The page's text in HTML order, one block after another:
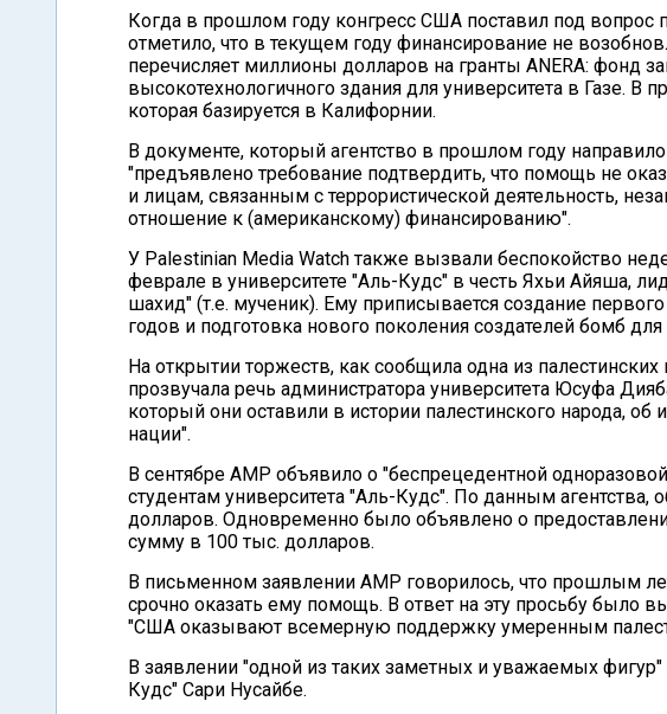
Когда в прошлом году конгресс США поставил под
отметило, что в текущем году финансирование не
перечисляет миллионы долларов на гранты ANERA: фонд
высокотехнологичного здания для университета в Газе. В
которая базируется в Калифорнии.
В документе, который агентство в прошлом году направило
"предъявлено требование подтвердить, что помощь не
и лицам, связанным с террористической деятельность,
отношение к (американскому) финансированию".
У Palestinian Media Watch также вызвали беспокойство
феврале в университете "Аль-Кудс" в честь Яхьи Айяша,
шахид" (т.е. мученик). Ему приписывается создание
годов и подготовка нового поколения создателей бомб
На открытии торжеств, как сообщила одна из
прозвучала речь администратора университета Юсуфа
который они оставили в истории палестинского народа,
нации".
В сентябре АМР объявило о "беспрецедентной
студентам университета "Аль-Кудс". По данным
долларов. Одновременно было объявлено о
сумму в 100 тыс. долларов.
В письменном заявлении АМР говорилось, что прошлым
срочно оказать ему помощь. В ответ на эту просьбу было
"США оказывают всемерную поддержку умеренным
В заявлении "одной из таких заметных и уважаемых
Кудс" Сари Нусайбе.